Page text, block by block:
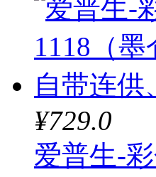
¥729.0
爱普生-